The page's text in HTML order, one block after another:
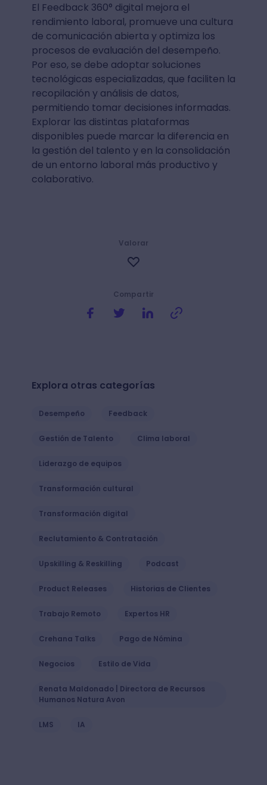
El Feedback 360° digital mejora el
rendimiento laboral, promueve una cultura
de comunicación abierta y optimiza los
procesos de evaluación del desempeño.
Por eso, se debe adoptar soluciones
tecnológicas especializadas, que faciliten la
recopilación y análisis de datos,
permitiendo tomar decisiones informadas.
Explorar las distintas plataformas
disponibles puede marcar la diferencia en
la gestión del talento y en la consolidación
de un entorno laboral más productivo y
colaborativo.
Compartir
Valorar
Explora otras categorías
Desempeño Feedback
Gestión de Talento Clima laboral
Liderazgo de equipos
Transformación cultural
Transformación digital
Reclutamiento & Contratación
Upskilling & Reskilling Podcast
Product Releases Historias de Clientes
Trabajo Remoto Expertos HR
Crehana Talks Pago de Nómina
Negocios Estilo de Vida
Renata Maldonado | Directora de Recursos
Humanos Natura Avon
LMS IA